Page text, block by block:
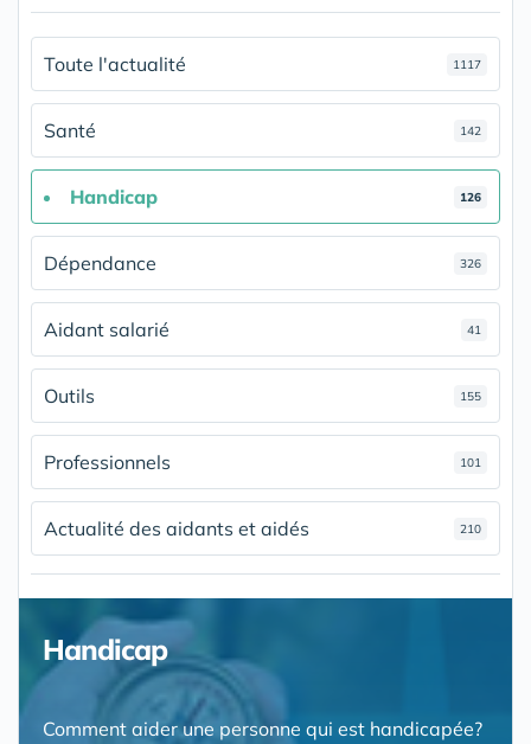
Toute l'actualité 1117
Santé 142
Handicap 126
Dépendance 326
Aidant salarié 41
Outils 155
Professionnels 101
Actualité des aidants et aidés 210
Handicap
Comment aider une personne qui est handicapée?